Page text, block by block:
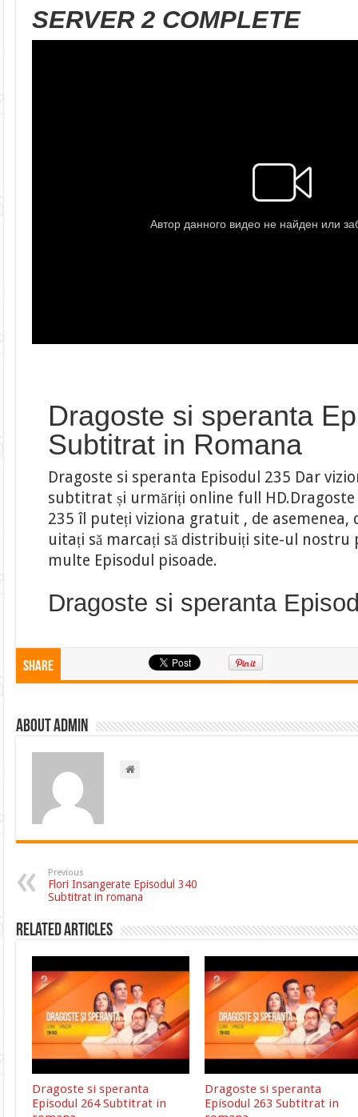
SERVER 2 COMPLETE
Dragoste si speranta
Subtitrat in Romana
Dragoste si speranta Episodul 235 Dar
subtitrat și urmăriți online full
235 îl puteți viziona gratuit , de asemenea,
uitați să marcați să distribuiți site-ul nostru
multe Episodul pisoade.
Dragoste si speranta
Share
About admin
Previous
Flori Insangerate Episodul 340
Subtitrat in romana
Related Articles
Dragoste si speranta
Episodul 264 Subtitrat in
Dragoste si speranta
Episodul 263 Subtitrat in